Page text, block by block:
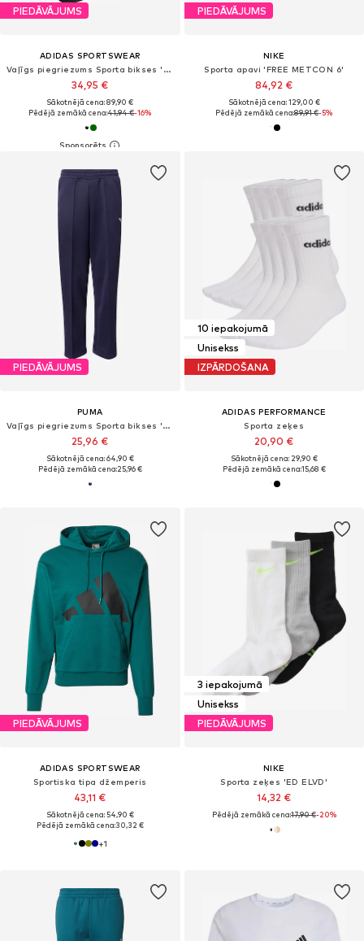
PIEDĀVĀJUMS
ADIDAS SPORTSWEAR
Vaļīgs piegriezums Sporta bikses 'Z.N.E.'
34,95 €
Sākotnējā cena: 89,90 €
Pēdējā zemākā cena:41,94 €-16%
PIEDĀVĀJUMS
NIKE
Sporta apavi 'FREE METCON 6'
84,92 €
Sākotnējā cena: 129,00 €
Pēdējā zemākā cena:89,91 €-5%
PIEDĀVĀJUMS
PUMA
Vaļīgs piegriezums Sporta bikses 'Always On'
25,96 €
Sākotnējā cena: 64,90 €
Pēdējā zemākā cena:25,96 €
10 iepakojumā
Unisekss
IZPĀRDOŠANA
ADIDAS PERFORMANCE
Sporta zeķes
20,90 €
Sākotnējā cena: 29,90 €
Pēdējā zemākā cena:15,68 €
PIEDĀVĀJUMS
ADIDAS SPORTSWEAR
Sportiska tipa džemperis
43,11 €
Sākotnējā cena: 54,90 €
Pēdējā zemākā cena:30,32 €
+1
3 iepakojumā
Unisekss
PIEDĀVĀJUMS
NIKE
Sporta zeķes 'ED ELVD'
14,32 €
Pēdējā zemākā cena:17,90 €-20%